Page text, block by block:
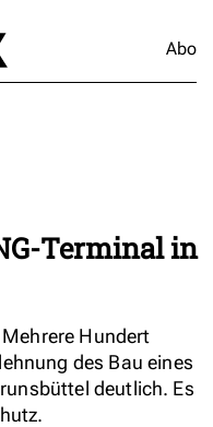
Abo
Terminal in
Hundert
des Bau eines
deutlich. Es